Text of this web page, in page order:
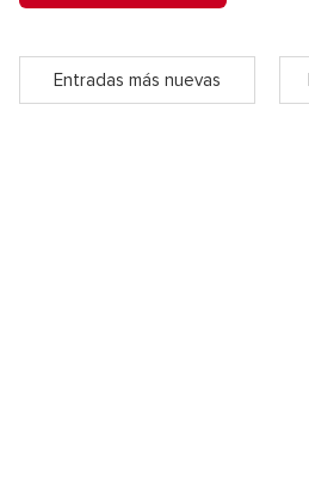
Entradas más nuevas